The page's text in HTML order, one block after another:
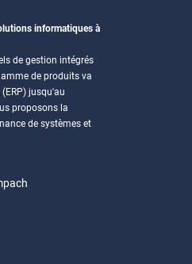
informatiques à
de gestion intégrés
de produits va
jusqu'au
proposons la
de systèmes et